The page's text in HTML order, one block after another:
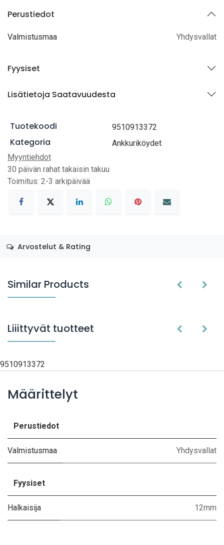
Perustiedot
Valmistusmaa Yhdysvallat
Fyysiset
Lisätietoja Saatavuudesta
Tuotekoodi 9510913372
Kategoria
Ankkuriköydet
Myyntiehdot
30 päivän rahat takaisin takuu
Toimitus: 2-3 arkipäivää
Arvostelut & Rating
Similar Products
Liiittyvät tuotteet
9510913372
Määrittelyt
Perustiedot
Valmistusmaa Yhdysvallat
Fyysiset
Halkaisija 12mm